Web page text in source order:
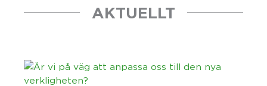
AKTUELLT